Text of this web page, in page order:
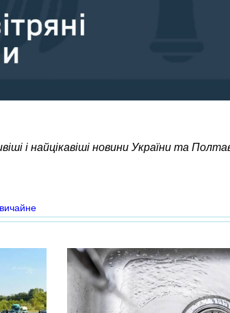
і найцікавіші новини України та